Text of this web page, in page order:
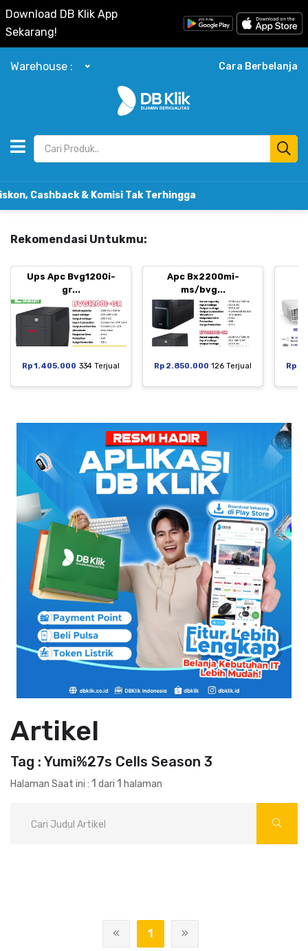
Download DB Klik App
Sekarang!
Warehouse : Cara Berbelanja
& Komisi Tak Terhingga
Rekomendasi Untukmu:
Ups Apc Bvg1200i-
gr...
Rp 1.405.000 334 Terjual
Apc Bx2200mi-
ms/bvg...
Rp 2.850.000 126 Terjual Rp
Artikel
Tag : Yumi%27s Cells Season 3
Halaman Saat ini : 1 dari 1 halaman
1